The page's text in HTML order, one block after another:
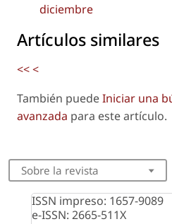
diciembre
Artículos similares
<<<
También puedeIniciar una
avanzada para este artículo.
Sobre la revista
ISSN impreso: 1657-9089
e-ISSN: 2665-511X